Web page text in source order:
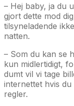
– Hej baby, ja du
gjort dette mod
tilsyneladende
natten.
– Som du kan se
kun midlertidigt,
dumt vil vi tage
internettet hvis
regler.